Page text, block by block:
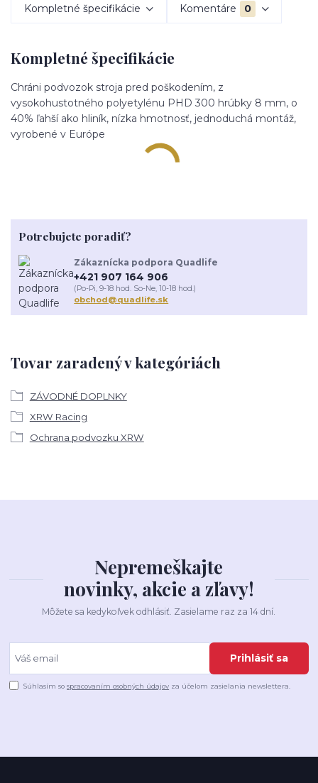
Kompletné špecifikácie Komentáre 0
Kompletné špecifikácie
Chráni podvozok stroja pred poškodením, z
vysokohustotného polyetylénu PHD 300 hrúbky 8 mm, o
40% ľahší ako hliník, nízka hmotnosť, jednoduchá montáž,
vyrobené v Európe
Tovar zaradený v kategóriách
ZÁVODNÉ DOPLNKY
XRW Racing
Ochrana podvozku XRW
Potrebujete poradiť?
Zákaznícka podpora Quadlife
+421 907 164 906
(Po-Pi, 9-18 hod. So-Ne, 10-18 hod.)
obchod@quadlife.sk
Nepremeškajte
novinky, akcie a zľavy!
Môžete sa kedykoľvek odhlásiť. Zasielame raz za 14 dní.
Prihlásiť sa
Súhlasím sospracovaním osobných údajov za účelom zasielania newslettera.